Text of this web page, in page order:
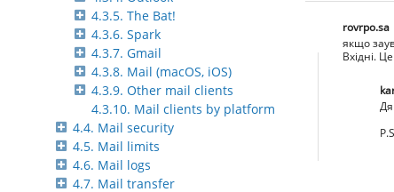
4.3.5. The Bat!
4.3.6. Spark
4.3.7. Gmail
4.3.8. Mail (macOS, iOS)
4.3.9. Other mail clients
4.3.10. Mail clients by platform
4.4. Mail security
4.5. Mail limits
4.6. Mail logs
4.7. Mail transfer
rovrpo.sa
якщо
Вхідні.